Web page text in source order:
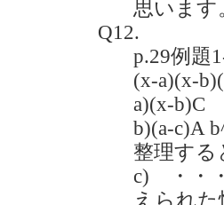
思います
Q12.
p.29例題
(x-a)(x-
a)(x-b)C
b)(a-c)A
整理する
c) ・・
えられ